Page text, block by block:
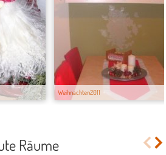
Weihnachten2011
Räume